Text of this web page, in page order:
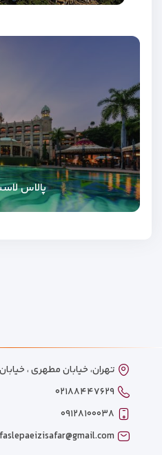
پالاس
تهران، خیابان مطهری ، خیابان
۰۲۱۸۸۴۴۷۶۲۹
۰۹۱۲۸۱۰۰۰۳۸
faslepaeizisafar@gmail.com